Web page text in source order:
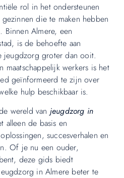
rol in het ondersteunen
die te maken hebben
Binnen Almere, een
is de behoefte aan
jeugdzorg groter dan ooit.
maatschappelijk werkers is het
geïnformeerd te zijn over
hulp beschikbaar is.
wereld van jeugdzorg in
alleen de basis en
succesverhalen en
Of je nu een ouder,
deze gids biedt
in Almere beter te